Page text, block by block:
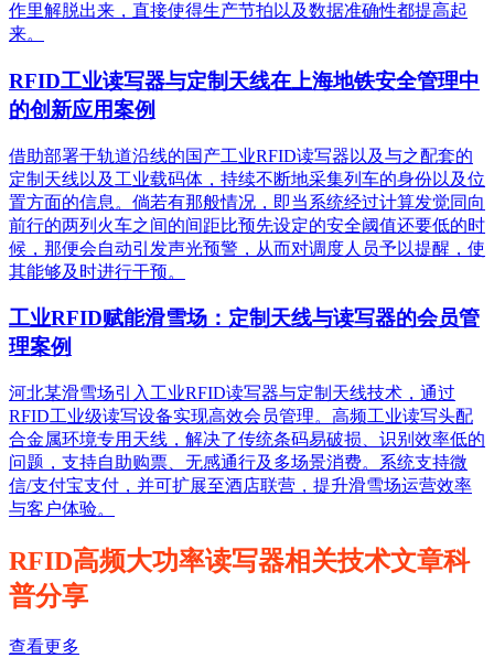
作里解脱出来，直接使得生产节拍以及数据准确性都提高起
来。
RFID工业读写器与定制天线在上海地铁安全管理中
的创新应用案例
借助部署于轨道沿线的国产工业RFID读写器以及与之配套的
定制天线以及工业载码体，持续不断地采集列车的身份以及位
置方面的信息。倘若有那般情况，即当系统经过计算发觉同向
前行的两列火车之间的间距比预先设定的安全阈值还要低的时
候，那便会自动引发声光预警，从而对调度人员予以提醒，使
其能够及时进行干预。
工业RFID赋能滑雪场：定制天线与读写器的会员管
理案例
河北某滑雪场引入工业RFID读写器与定制天线技术，通过
RFID工业级读写设备实现高效会员管理。高频工业读写头配
合金属环境专用天线，解决了传统条码易破损、识别效率低的
问题，支持自助购票、无感通行及多场景消费。系统支持微
信/支付宝支付，并可扩展至酒店联营，提升滑雪场运营效率
与客户体验。
RFID高频大功率读写器相关技术文章科
普分享
查看更多